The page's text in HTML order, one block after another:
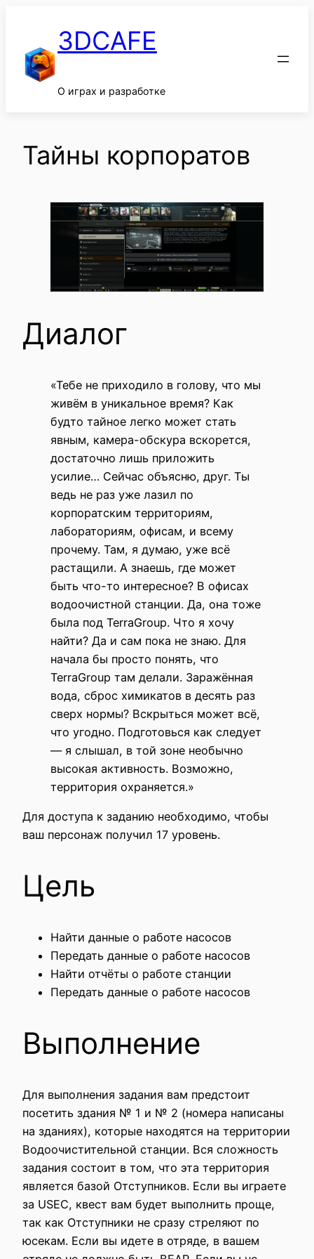
содержимому3DCAFE
О играх и разработке
Тайны корпоратов
Диалог
«Тебе не приходило в голову, что мы
живём в уникальное время? Как
будто тайное легко может стать
явным, камера-обскура вскорется,
достаточно лишь приложить
усилие… Сейчас объясню, друг. Ты
ведь не раз уже лазил по
корпоратским территориям,
лабораториям, офисам, и всему
прочему. Там, я думаю, уже всё
растащили. А знаешь, где может
быть что-то интересное? В офисах
водоочистной станции. Да, она тоже
была под TerraGroup. Что я хочу
найти? Да и сам пока не знаю. Для
начала бы просто понять, что
TerraGroup там делали. Заражённая
вода, сброс химикатов в десять раз
сверх нормы? Вскрыться может всё,
что угодно. Подготовься как следует
— я слышал, в той зоне необычно
высокая активность. Возможно,
территория охраняется.»
Для доступа к заданию необходимо, чтобы
ваш персонаж получил 17 уровень.
Цель
Найти данные о работе насосов
Передать данные о работе насосов
Найти отчёты о работе станции
Передать данные о работе насосов
Выполнение
Для выполнения задания вам предстоит
посетить здания № 1 и № 2 (номера написаны
на зданиях), которые находятся на территории
Водоочистительной станции. Вся сложность
задания состоит в том, что эта территория
является базой Отступников. Если вы играете
за USEC, квест вам будет выполнить проще,
так как Отступники не сразу стреляют по
юсекам. Если вы идете в отряде, в вашем